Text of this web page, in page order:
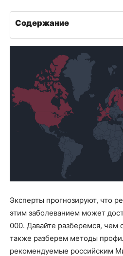
Содержание
Эксперты прогнозируют, что
этим заболеванием может
000. Давайте разберемся, чем
также разберем методы
рекомендуемые российским